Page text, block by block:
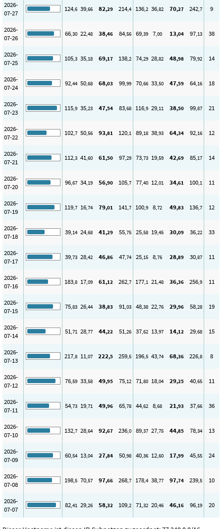
2026-
07-27
124,6 39,66 82,29 214,4 136,2 36,82 70,27 242,7 9
2026-
07-26
66,30 22,48 38,46 84,56 69,39 7,00 13,04 97,13 38
2026-
07-25
105,3 35,18 69,17 138,2 74,29 28,82 48,98 79,92 14
2026-
07-24
92,44 50,68 68,03 99,99 70,66 33,50 47,59 64,16 18
2026-
07-23
115,9 35,23 47,54 83,68 116,9 29,11 38,50 99,87 21
2026-
07-22
102,7 50,56 93,81 120,1 89,18 38,93 64,34 92,16 12
2026-
07-21
112,3 41,60 61,50 97,29 73,73 19,59 42,69 85,17 14
2026-
07-20
96,67 34,19 56,90 105,7 77,40 12,01 34,61 100,1 11
2026-
07-19
119,7 16,74 79,01 141,7 100,9 8,72 49,83 136,7 12
2026-
07-18
39,14 24,68 41,29 55,75 25,58 19,45 30,09 36,22 33
2026-
07-17
39,73 28,42 46,86 47,74 25,15 8,76 28,89 30,87 11
2026-
07-16
183,8 17,09 61,12 262,7 177,1 21,48 36,36 256,9 11
2026-
07-15
75,83 26,44 38,83 91,03 48,38 22,76 29,96 58,28 19
2026-
07-14
51,71 28,77 44,22 51,26 37,62 13,97 14,12 29,68 15
2026-
07-13
217,8 11,07 222,5 259,5 196,5 43,74 68,36 226,8 8
2026-
07-12
76,59 33,58 49,95 75,12 71,80 18,04 29,25 40,65 11
2026-
07-11
54,73 19,71 49,96 65,78 44,62 8,68 21,93 37,66 36
2026-
07-10
132,7 28,64 92,67 236,0 89,37 27,75 44,85 78,34 13
2026-
07-09
60,54 13,04 27,84 50,98 40,36 12,60 17,99 45,55 24
2026-
07-08
198,5 70,57 97,66 268,7 178,4 38,77 97,74 239,5 10
2026-
07-07
82,41 29,26 58,32 109,2 71,32 20,46 46,16 96,19 20